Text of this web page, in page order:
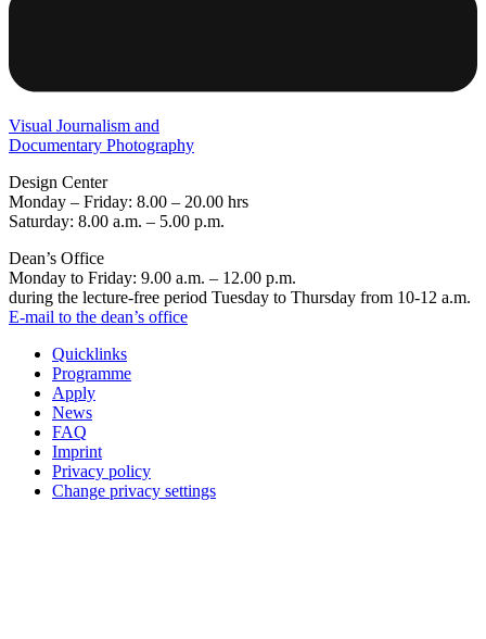
Visual Journalism and
Documentary Photography
Design Center
Monday – Friday: 8.00 – 20.00 hrs
Saturday: 8.00 a.m. – 5.00 p.m.
Dean’s Office
Monday to Friday: 9.00 a.m. – 12.00 p.m.
during the lecture-free period Tuesday to Thursday from 10-12 a.m.
E-mail to the dean’s office
Quicklinks
Programme
Apply
News
FAQ
Imprint
Privacy policy
Change privacy settings